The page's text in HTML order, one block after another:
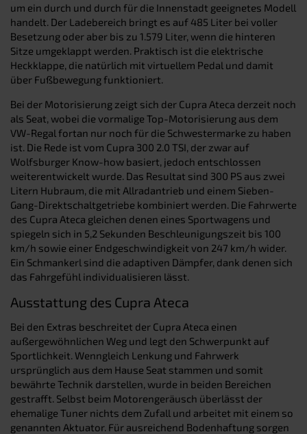
um ein durch und durch für die Innenstadt geeignetes Modell
handelt. Der Ladebereich bringt es auf 485 Liter bei voller
Besetzung oder aber bis zu 1.579 Liter, wenn die hinteren
Sitze umgeklappt werden. Praktisch ist die elektrische
Heckklappe, die natürlich mit virtuellem Pedal und damit
über Fußbewegung funktioniert.
Bei der Motorisierung zeigt sich der Cupra Ateca derzeit noch
als Seat, wobei die vormalige Top-Motorisierung aus dem
VW-Regal fortan nur noch für die Schwestermarke zu haben
ist. Die Rede ist vom Cupra 300 2.0 TSI, der zwar auf
Wolfsburger Know-how basiert, jedoch entschlossen
weiterentwickelt wurde. Das Resultat sind 300 PS aus zwei
Litern Hubraum, die mit Allradantrieb und einem Sieben-
Gang-Direktschaltgetriebe kombiniert werden. Die Fahrwerte
des Cupra Ateca gleichen denen eines Sportwagens und
spiegeln sich in 5,2 Sekunden Beschleunigungszeit bis 100
km/h sowie einer Endgeschwindigkeit von 247 km/h wider.
Ein Schmankerl sind die adaptiven Dämpfer, dank denen sich
das Fahrgefühl individualisieren lässt.
Ausstattung des Cupra Ateca
Bei den Extras beschreitet der Cupra Ateca einen
außergewöhnlichen Weg und legt den Schwerpunkt auf
Sportlichkeit. Wenngleich Lenkung und Fahrwerk
ursprünglich aus dem Hause Seat stammen und somit
bewährte Technik darstellen, wurde in beiden Bereichen
gestrafft. Selbst beim Motorengeräusch überlässt der
ehemalige Tuner nichts dem Zufall und arbeitet mit einem so
genannten Aktuator. Für ausreichend Bodenhaftung sorgen